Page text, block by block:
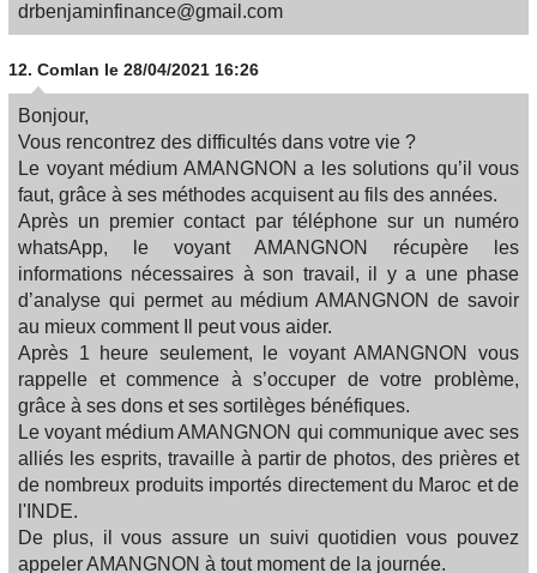
drbenjaminfinance@gmail.com
12. Comlan le 28/04/2021 16:26
Bonjour,
Vous rencontrez des difficultés dans votre vie ?
Le voyant médium AMANGNON a les solutions qu’il vous
faut, grâce à ses méthodes acquisent au fils des années.
Après un premier contact par téléphone sur un numéro
whatsApp, le voyant AMANGNON récupère les
informations nécessaires à son travail, il y a une phase
d’analyse qui permet au médium AMANGNON de savoir
au mieux comment Il peut vous aider.
Après 1 heure seulement, le voyant AMANGNON vous
rappelle et commence à s’occuper de votre problème,
grâce à ses dons et ses sortilèges bénéfiques.
Le voyant médium AMANGNON qui communique avec ses
alliés les esprits, travaille à partir de photos, des prières et
de nombreux produits importés directement du Maroc et de
l'INDE.
De plus, il vous assure un suivi quotidien vous pouvez
appeler AMANGNON à tout moment de la journée.